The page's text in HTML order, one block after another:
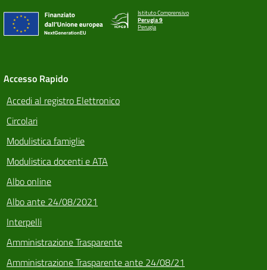
Istituto Comprensivo
Perugia 9
Perugia
Accesso Rapido
Accedi al registro Elettronico
Circolari
Modulistica famiglie
Modulistica docenti e ATA
Albo online
Albo ante 24/08/2021
Interpelli
Amministrazione Trasparente
Amministrazione Trasparente ante 24/08/21